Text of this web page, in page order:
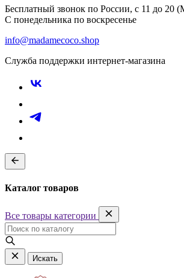
Бесплатный звонок по России, с 11 до 20
С понедельника по воскресенье
info@madamecoco.shop
Служба поддержки интернет-магазина
Каталог товаров
Все товары категории
Искать